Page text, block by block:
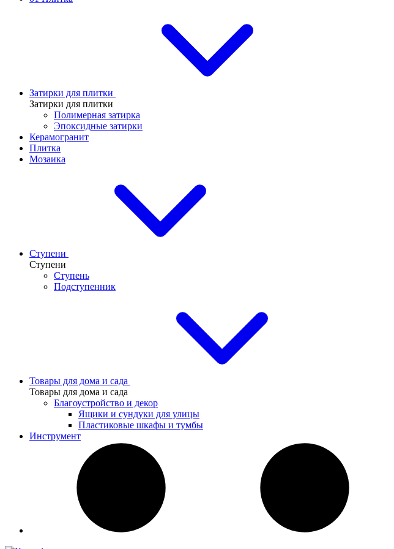
Затирки для плитки
Затирки для плитки
Полимерная затирка
Эпоксидные затирки
Керамогранит
Плитка
Мозаика
Ступени
Ступени
Ступень
Подступенник
Товары для дома и сада
Товары для дома и сада
Благоустройство и декор
Ящики и сундуки для улицы
Пластиковые шкафы и тумбы
Инструмент